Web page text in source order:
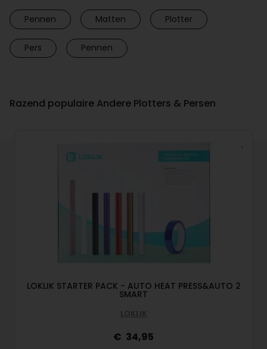
Pennen Matten Plotter
Pers Pennen
Razend populaire Andere Plotters & Persen
LOKLIK STARTER PACK - AUTO HEAT PRESS&AUTO 2
SMART
LOKLIK
34,95